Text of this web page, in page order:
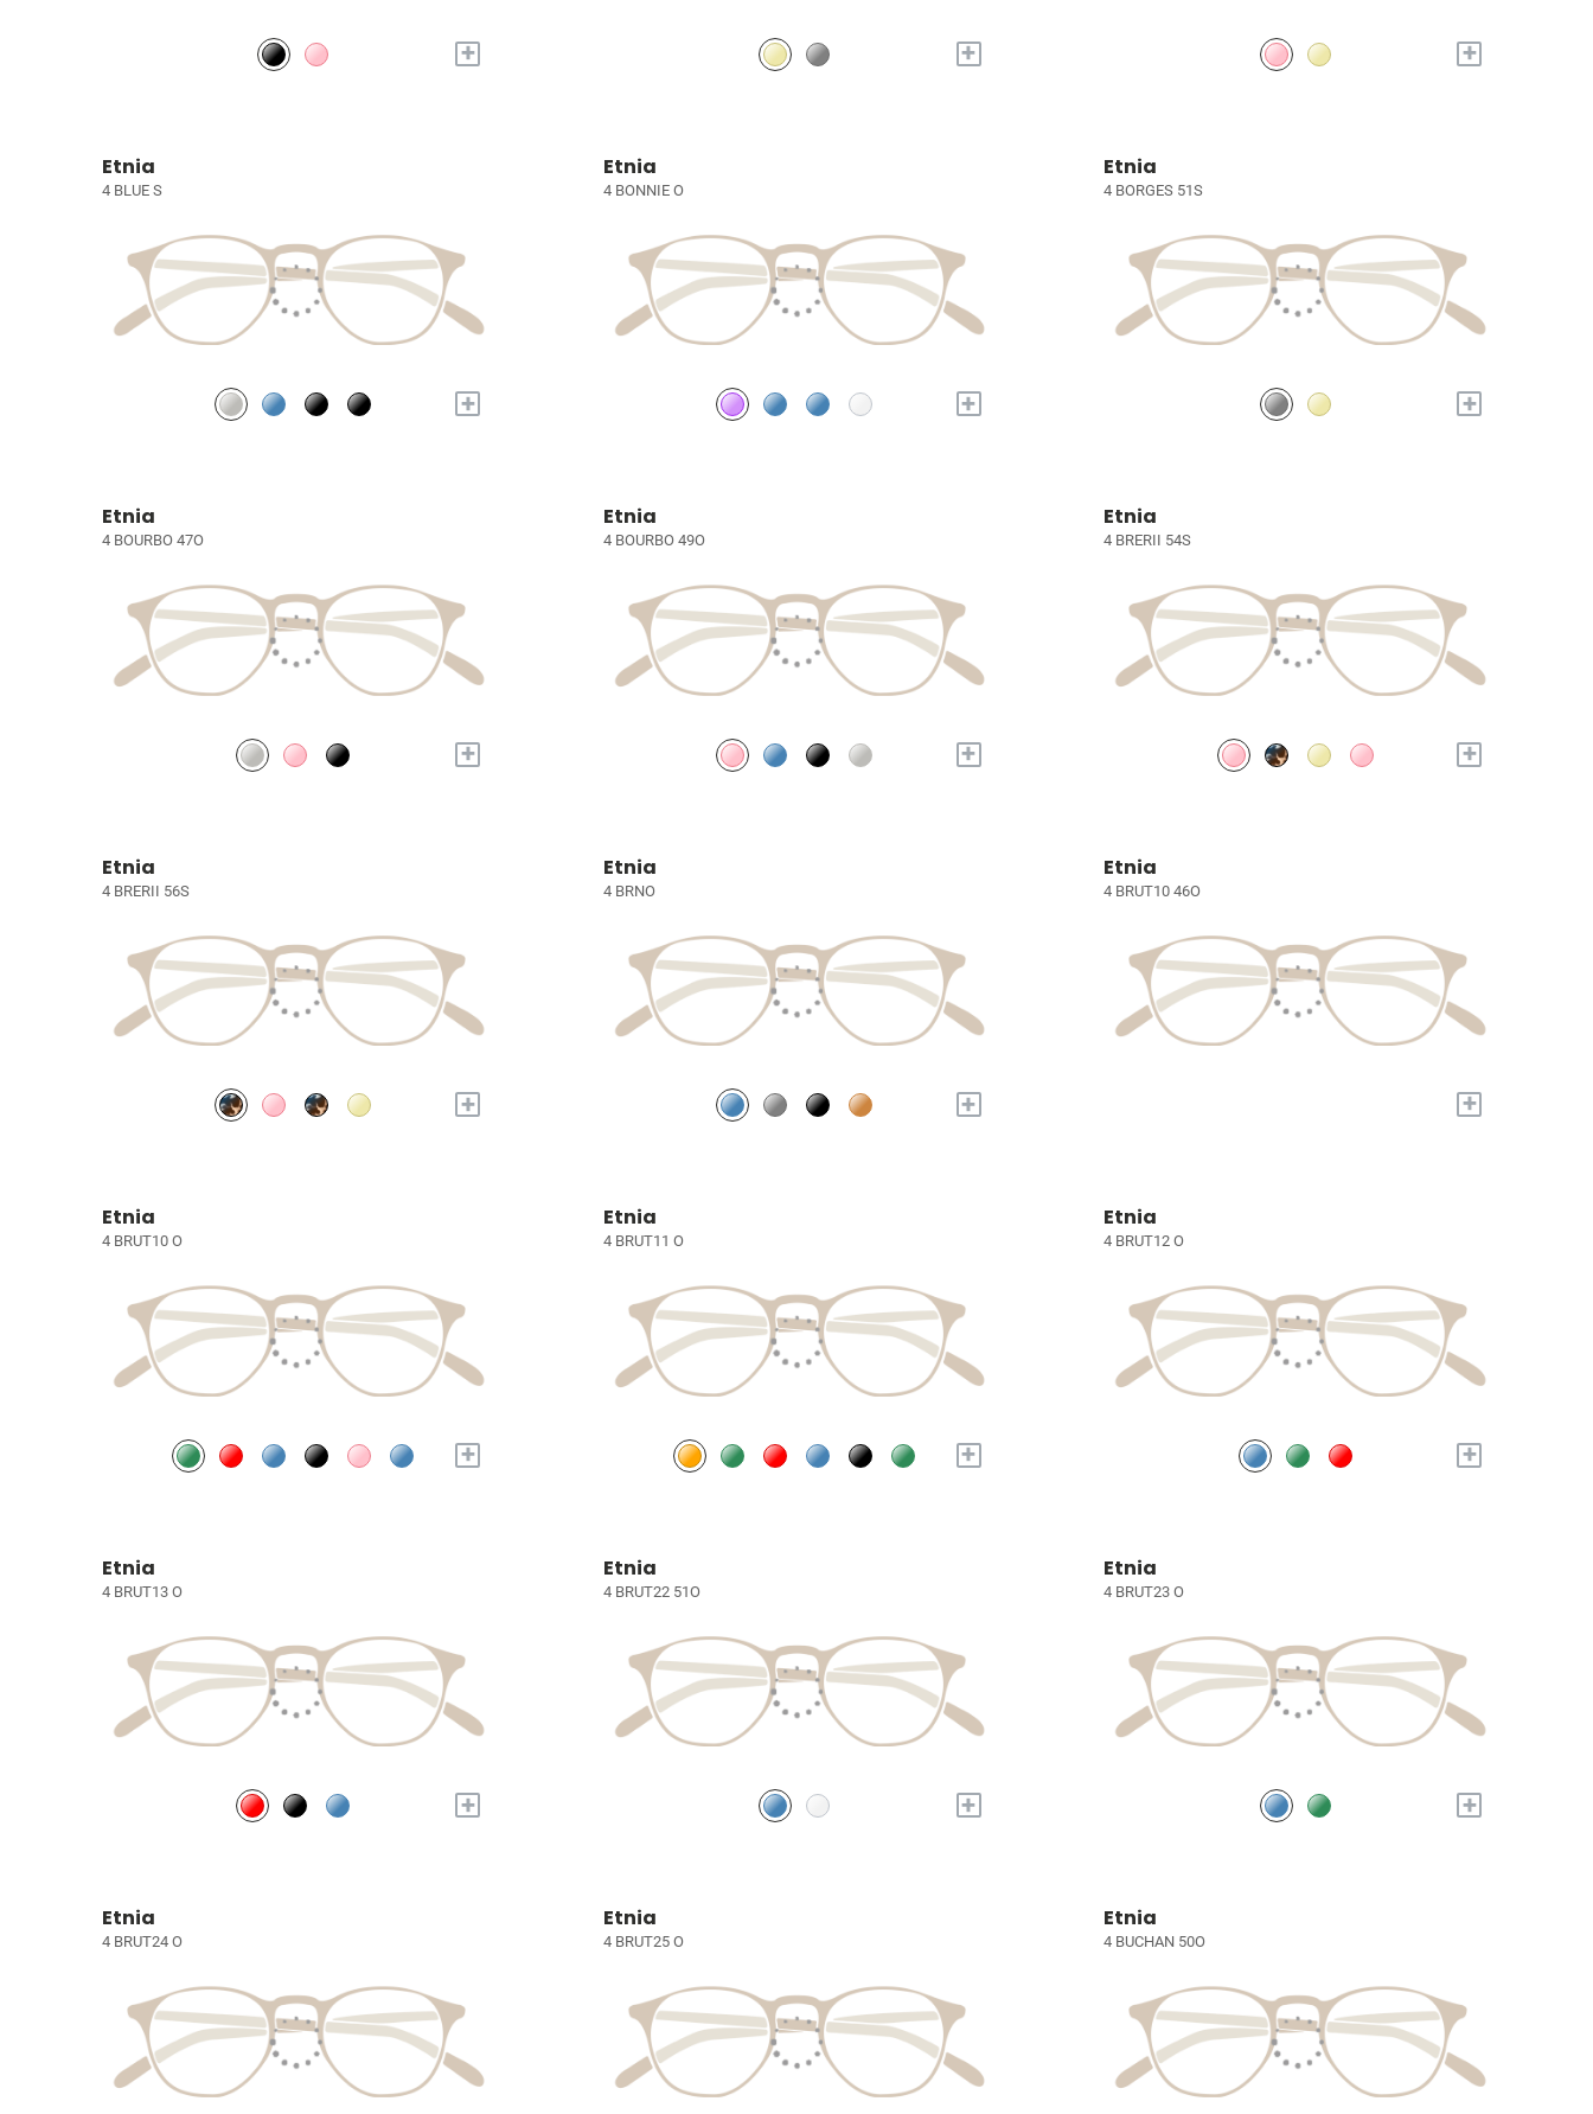
+ + +
Etnia
4 BLUE S
+
Etnia
4 BONNIE O
+
Etnia
4 BORGES 51S
+
Etnia
4 BOURBO 47O
+
Etnia
4 BOURBO 49O
+
Etnia
4 BRERII 54S
+
Etnia
4 BRERII 56S
+
Etnia
4 BRNO
+
Etnia
4 BRUT10 46O
+
Etnia
4 BRUT10 O
+
Etnia
4 BRUT11 O
+
Etnia
4 BRUT12 O
+
Etnia
4 BRUT13 O
+
Etnia
4 BRUT22 51O
+
Etnia
4 BRUT23 O
+
Etnia
4 BRUT24 O
Etnia
4 BRUT25 O
Etnia
4 BUCHAN 50O